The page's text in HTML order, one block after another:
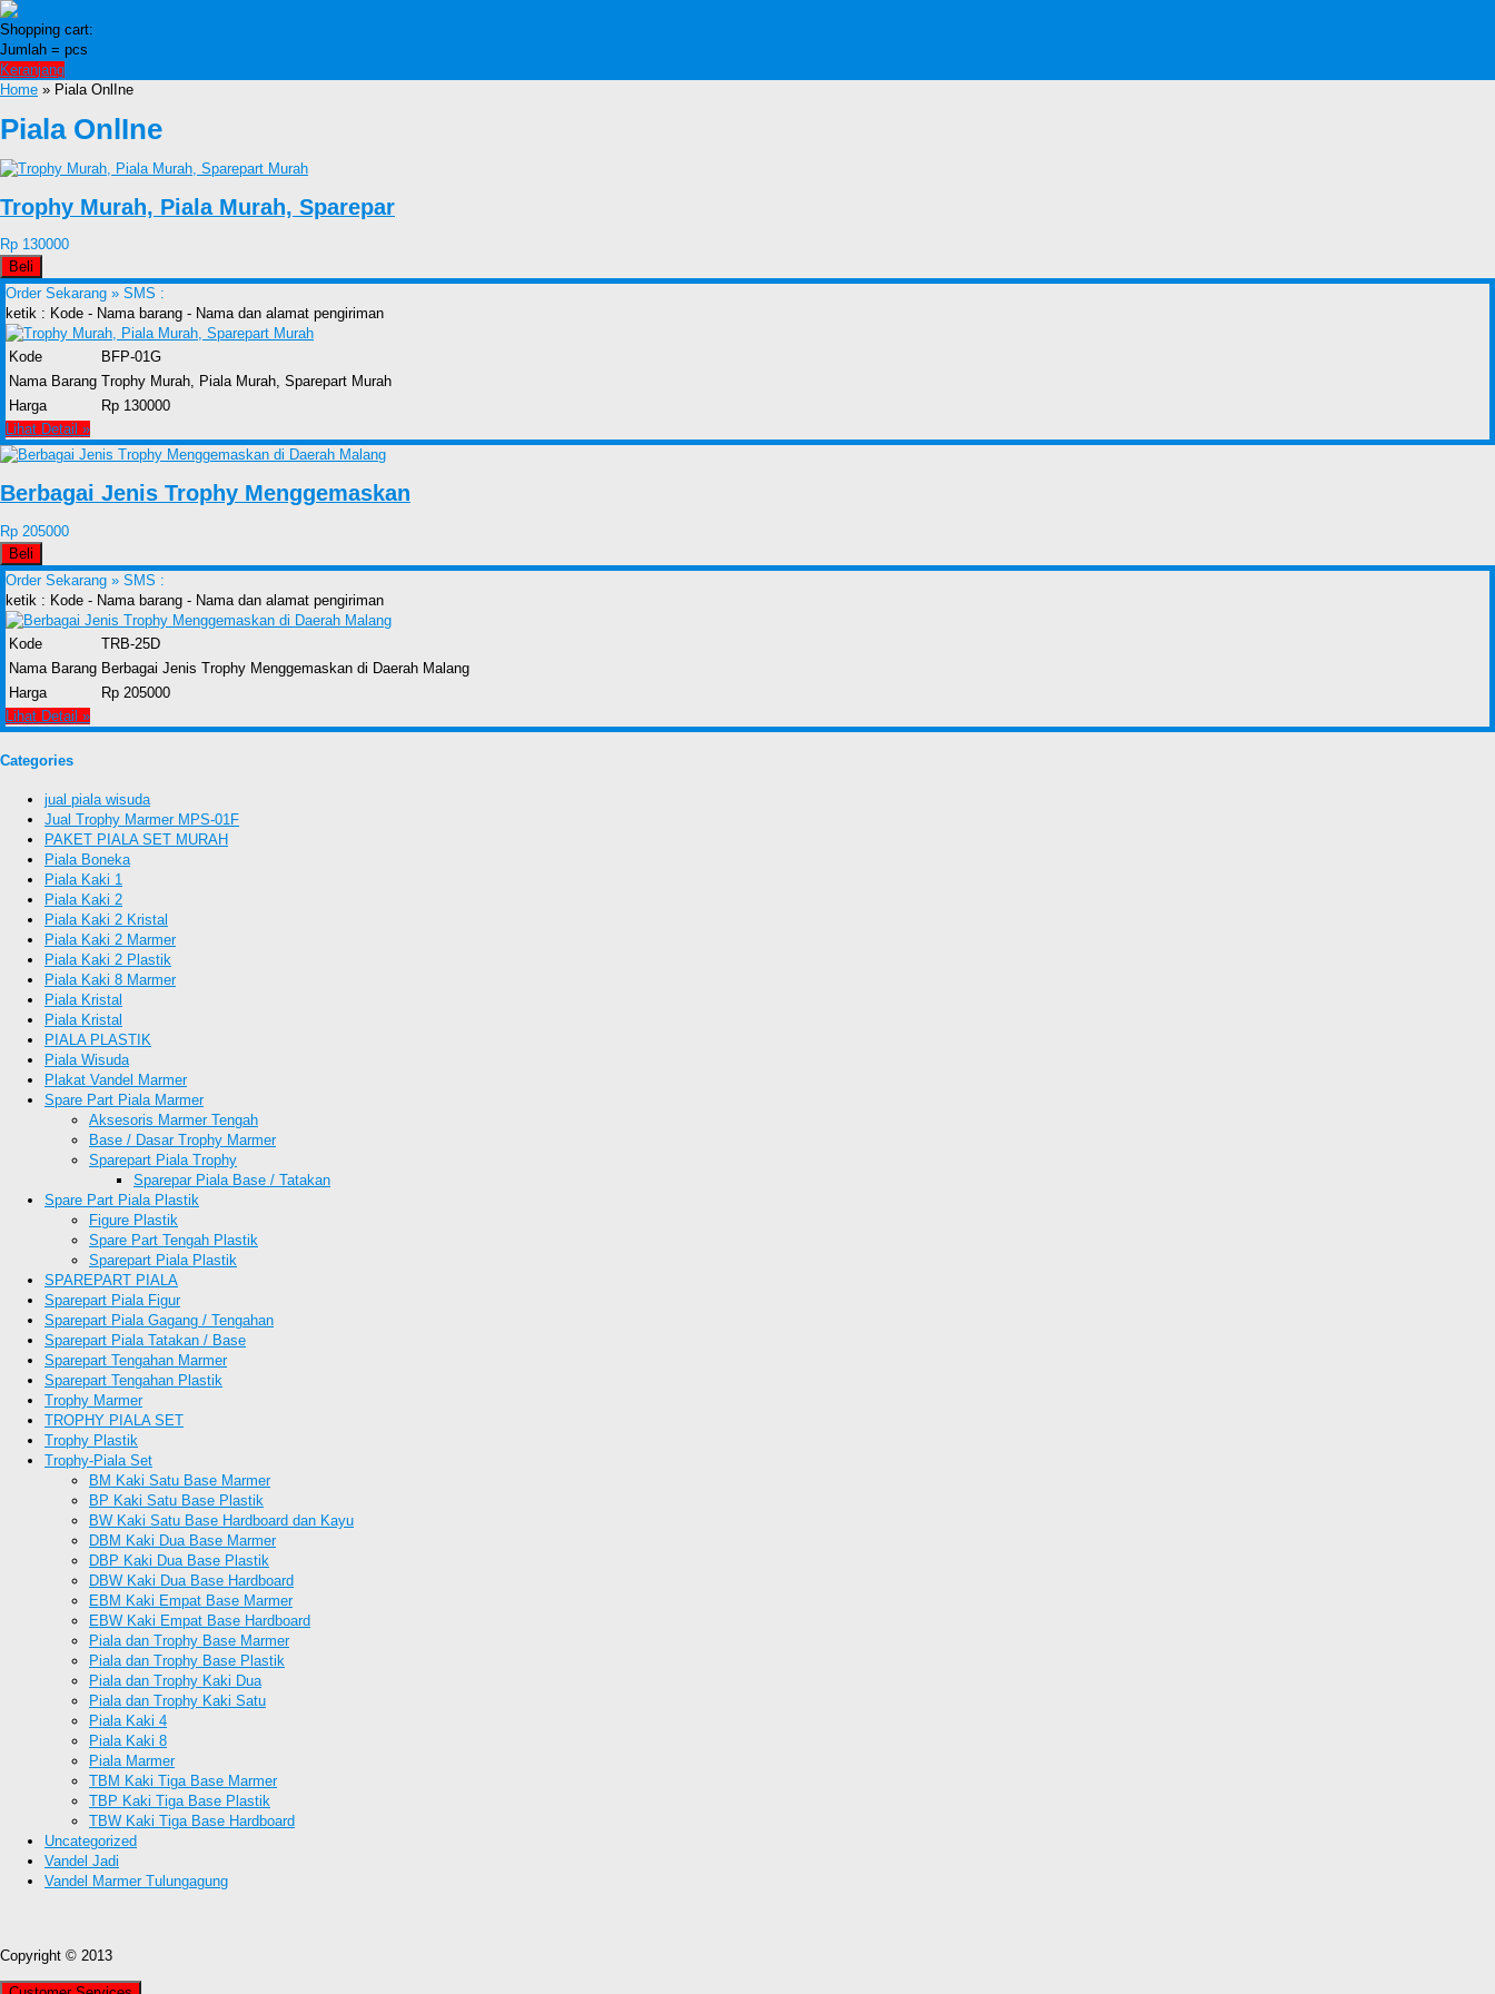
Shopping cart:
Jumlah = pcs
Keranjang
Home » Piala OnlIne
Piala OnlIne
Trophy Murah, Piala Murah, Sparepar
Rp 130000
Beli
Order Sekarang » SMS :
ketik : Kode - Nama barang - Nama dan alamat pengiriman
Kode
BFP-01G
Nama Barang Trophy Murah, Piala Murah, Sparepart Murah
Harga
Rp 130000
Lihat Detail »
Berbagai Jenis Trophy Menggemaskan
Rp 205000
Beli
Order Sekarang » SMS :
ketik : Kode - Nama barang - Nama dan alamat pengiriman
Kode
TRB-25D
Nama Barang Berbagai Jenis Trophy Menggemaskan di Daerah Malang
Harga
Rp 205000
Lihat Detail »
Categories
jual piala wisuda
Jual Trophy Marmer MPS-01F
PAKET PIALA SET MURAH
Piala Boneka
Piala Kaki 1
Piala Kaki 2
Piala Kaki 2 Kristal
Piala Kaki 2 Marmer
Piala Kaki 2 Plastik
Piala Kaki 8 Marmer
Piala Kristal
Piala Kristal
PIALA PLASTIK
Piala Wisuda
Plakat Vandel Marmer
Spare Part Piala Marmer
Aksesoris Marmer Tengah
Base / Dasar Trophy Marmer
Sparepart Piala Trophy
Sparepar Piala Base / Tatakan
Spare Part Piala Plastik
Figure Plastik
Spare Part Tengah Plastik
Sparepart Piala Plastik
SPAREPART PIALA
Sparepart Piala Figur
Sparepart Piala Gagang / Tengahan
Sparepart Piala Tatakan / Base
Sparepart Tengahan Marmer
Sparepart Tengahan Plastik
Trophy Marmer
TROPHY PIALA SET
Trophy Plastik
Trophy-Piala Set
BM Kaki Satu Base Marmer
BP Kaki Satu Base Plastik
BW Kaki Satu Base Hardboard dan Kayu
DBM Kaki Dua Base Marmer
DBP Kaki Dua Base Plastik
DBW Kaki Dua Base Hardboard
EBM Kaki Empat Base Marmer
EBW Kaki Empat Base Hardboard
Piala dan Trophy Base Marmer
Piala dan Trophy Base Plastik
Piala dan Trophy Kaki Dua
Piala dan Trophy Kaki Satu
Piala Kaki 4
Piala Kaki 8
Piala Marmer
TBM Kaki Tiga Base Marmer
TBP Kaki Tiga Base Plastik
TBW Kaki Tiga Base Hardboard
Uncategorized
Vandel Jadi
Vandel Marmer Tulungagung
Copyright © 2013